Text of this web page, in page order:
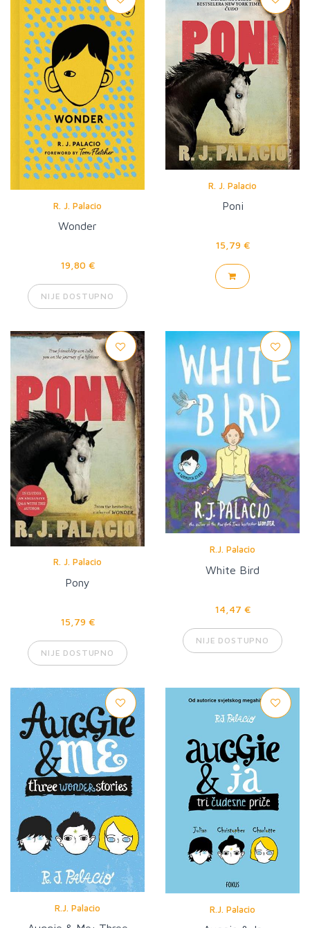
R. J. Palacio
Wonder
19,80 €
NIJE DOSTUPNO
R. J. Palacio
Poni
15,79 €
R. J. Palacio
Pony
15,79 €
NIJE DOSTUPNO
R.J. Palacio
White Bird
14,47 €
NIJE DOSTUPNO
R.J. Palacio R.J. Palacio